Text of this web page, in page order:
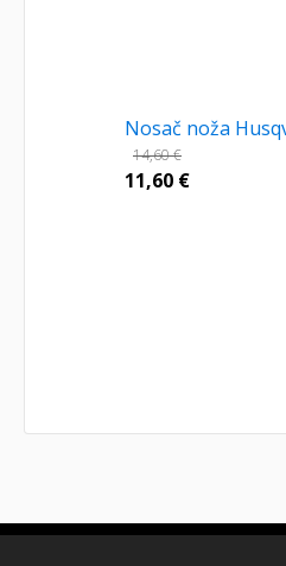
Nosač noža
14,60€
11,60 €